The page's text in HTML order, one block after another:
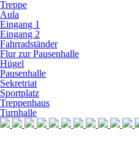
Treppe
Aula
Eingang 1
Eingang 2
Fahrradständer
Flur zur Pausenhalle
Hügel
Pausenhalle
Sekretriat
Sportplatz
Treppenhaus
Turnhalle